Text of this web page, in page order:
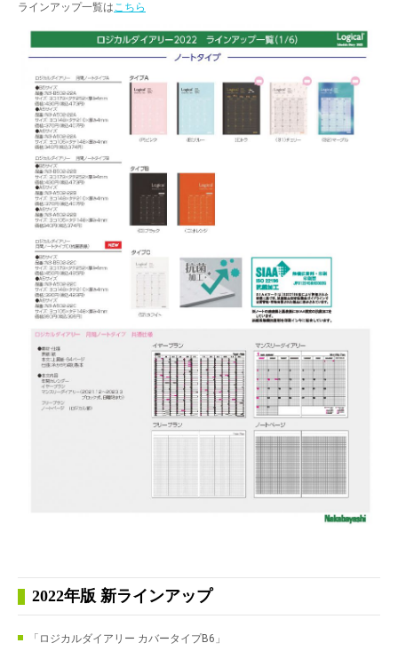
ラインアップ一覧はこちら
2022年版 新ラインアップ
「ロジカルダイアリー カバータイプB6」